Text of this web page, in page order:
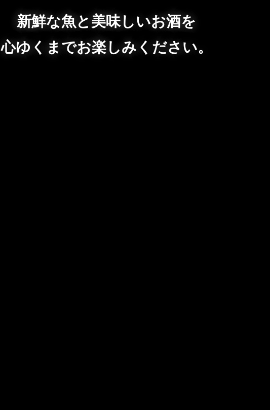
新鮮な魚と美味しいお酒を
心ゆくまでお楽しみください。